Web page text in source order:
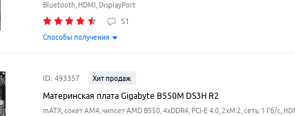
Bluetooth, HDMI, DisplayPort
51
Способы получения
ID: 493357 Хит продаж
Материнская плата Gigabyte B550M DS3H R2
mATX, сокет AM4, чипсет AMD B550, 4xDDR4, PCI-E 4.0, 2xM.2, сеть: 1 Гб/с,